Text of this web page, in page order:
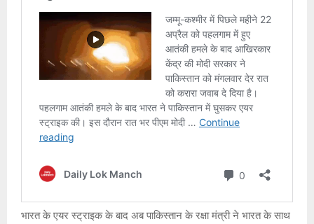
भारत के एयर स्ट्राइक के बाद अब पाकिस्तान के रक्षा मंत्री ने भारत के साथ